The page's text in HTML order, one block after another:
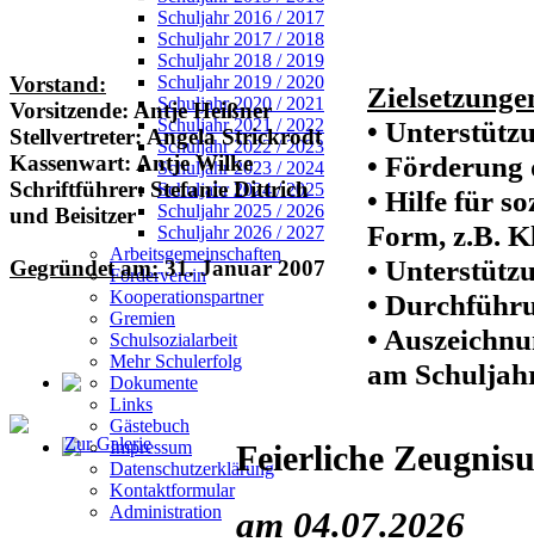
Schuljahr 2016 / 2017
Schuljahr 2017 / 2018
Schuljahr 2018 / 2019
Schuljahr 2019 / 2020
Schuljahr 2020 / 2021
Schuljahr 2021 / 2022
Schuljahr 2022 / 2023
Schuljahr 2023 / 2024
Schuljahr 2024 / 2025
Schuljahr 2025 / 2026
Schuljahr 2026 / 2027
Arbeitsgemeinschaften
Förderverein
Kooperationspartner
Gremien
Schulsozialarbeit
Mehr Schulerfolg
Dokumente
Links
Gästebuch
Impressum
Datenschutzerklärung
Kontaktformular
Administration
Vorstand:
Vorsitzende: Antje Heißner
Stellvertreter: Angela Strickrodt
Kassenwart: Antje Wilke
Schriftführer: Stefanie Dittrich
und Beisitzer
Gegründet am:31. Januar 2007
•
•
• Hilfe für
Form, z.B.
•
•
•
am
Zur Galerie Feierliche
am 04.07.2026